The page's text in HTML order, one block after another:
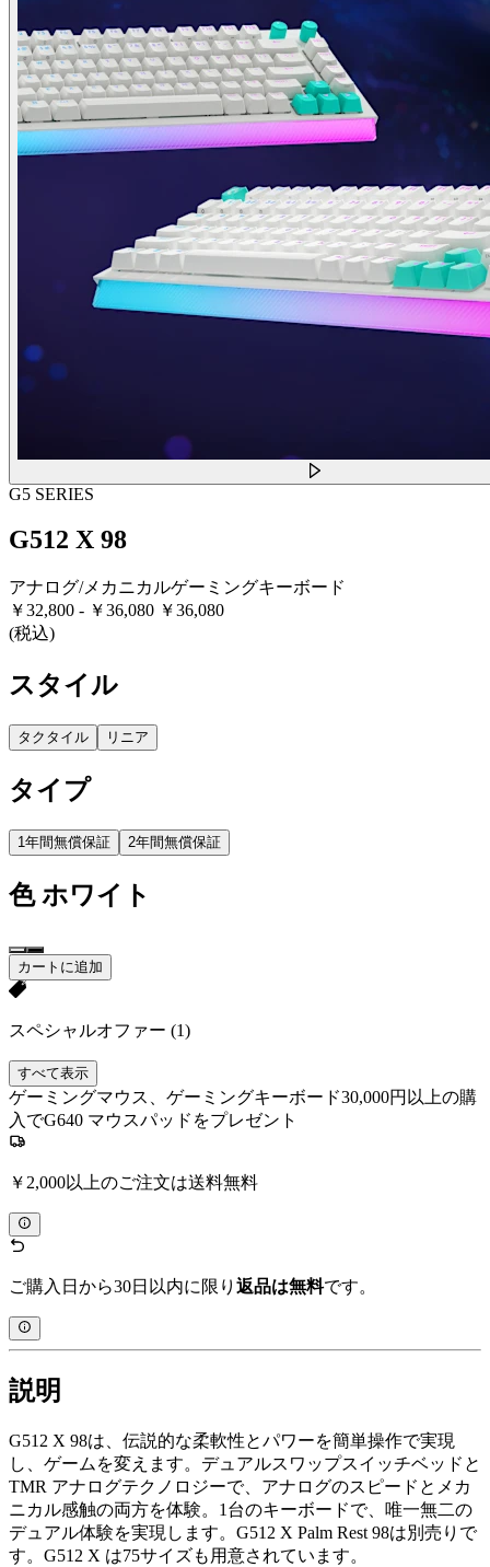
G5 SERIES
G512 X 98
アナログ/メカニカルゲーミングキーボード
￥32,800 - ￥36,080 ￥36,080
(税込)
スタイル
タクタイル リニア
タイプ
1年間無償保証 2年間無償保証
色 ホワイト
カートに追加
スペシャルオファー (1)
すべて表示
ゲーミングマウス、ゲーミングキーボード30,000円以上の購
入でG640 マウスパッドをプレゼント
￥2,000以上のご注文は送料無料
ご購入日から30日以内に限り 返品は無料です。
説明
G512 X 98は、伝説的な柔軟性とパワーを簡単操作で実現
し、ゲームを変えます。デュアルスワップスイッチベッドと
TMR アナログテクノロジーで、アナログのスピードとメカ
ニカル感触の両方を体験。1台のキーボードで、唯一無二の
デュアル体験を実現します。G512 X Palm Rest 98は別売りで
す。G512 X は75サイズも用意されています。